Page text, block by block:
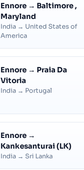
Ennore → Baltimore ,
Maryland
India → United States of
America
Ennore → Praia Da
Vitoria
India → Portugal
Ennore →
Kankesanturai (LK)
India → Sri Lanka